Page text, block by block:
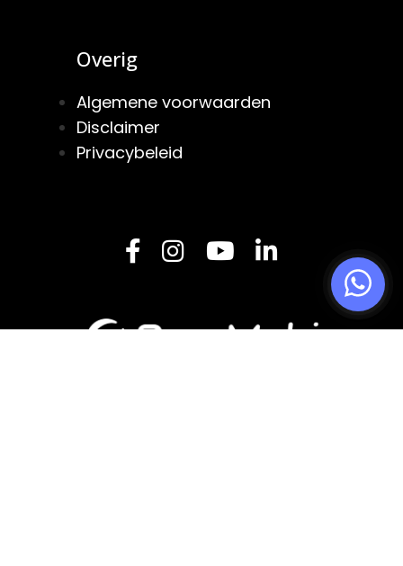
Overig
Algemene voorwaarden
Disclaimer
Privacybeleid